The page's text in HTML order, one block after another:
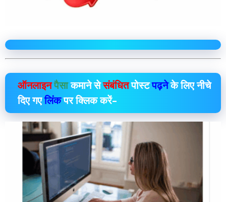
ऑनलाइनपैसाकमाने सेसंबंधितपोस्टपढ़नेके लिए नीचे
दिए गएलिंकपर क्लिक करें–